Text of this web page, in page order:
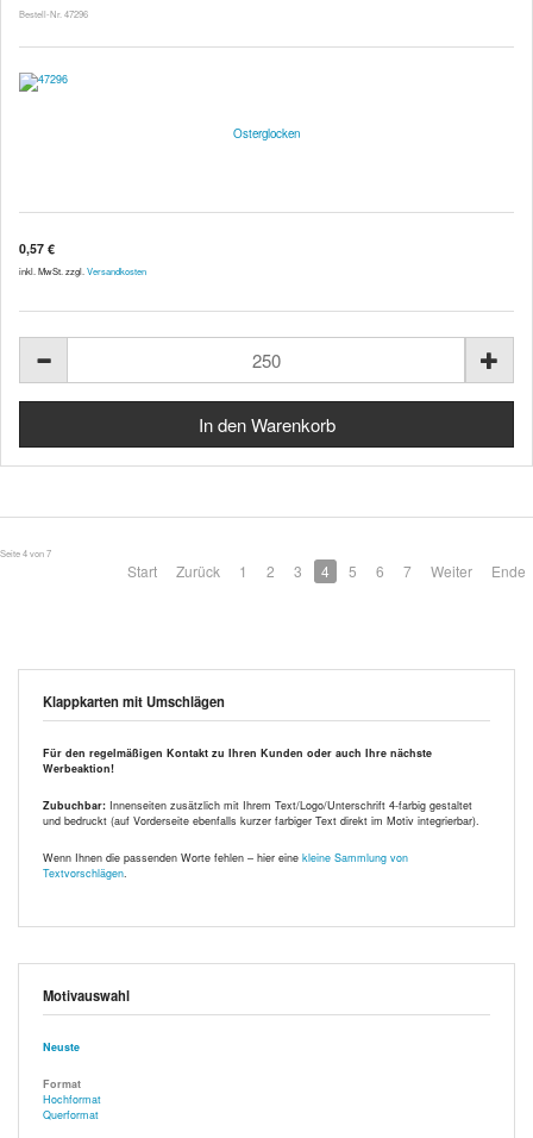
Bestell-Nr. 47296
Osterglocken
0,57 €
inkl. MwSt. zzgl. Versandkosten
Seite 4 von 7
Start Zurück 1 2 3 4 5 6 7 Weiter Ende
Klappkarten mit Umschlägen
Für den regelmäßigen Kontakt zu Ihren Kunden oder auch Ihre nächste
Werbeaktion!
Zubuchbar: Innenseiten zusätzlich mit Ihrem Text/Logo/Unterschrift 4-farbig gestaltet
und bedruckt (auf Vorderseite ebenfalls kurzer farbiger Text direkt im Motiv integrierbar).
Wenn Ihnen die passenden Worte fehlen – hier eine kleine Sammlung von
Textvorschlägen
Motivauswahl
Neuste
Format
Hochformat
Querformat